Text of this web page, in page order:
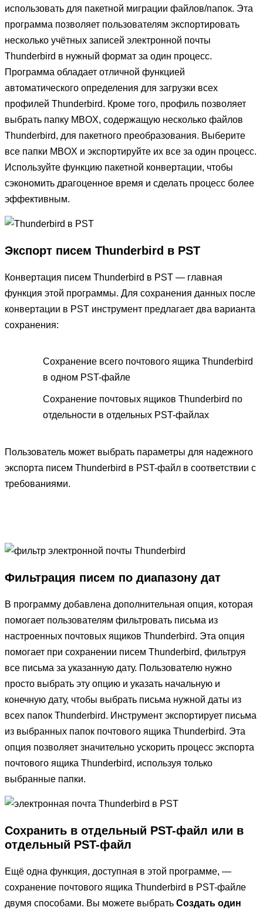
использовать для пакетной миграции файлов/папок. Эта
программа позволяет пользователям экспортировать
несколько учётных записей электронной почты
Thunderbird в нужный формат за один процесс.
Программа обладает отличной функцией
автоматического определения для загрузки всех
профилей Thunderbird. Кроме того, профиль позволяет
выбрать папку MBOX, содержащую несколько файлов
Thunderbird, для пакетного преобразования. Выберите
все папки MBOX и экспортируйте их все за один процесс.
Используйте функцию пакетной конвертации, чтобы
сэкономить драгоценное время и сделать процесс более
эффективным.
Экспорт писем Thunderbird в PST
Конвертация писем Thunderbird в PST — главная
функция этой программы. Для сохранения данных после
конвертации в PST инструмент предлагает два варианта
сохранения:
Сохранение всего почтового ящика Thunderbird
в одном PST-файле
Сохранение почтовых ящиков Thunderbird по
отдельности в отдельных PST-файлах
Пользователь может выбрать параметры для надежного
экспорта писем Thunderbird в PST-файл в соответствии с
требованиями.
Фильтрация писем по диапазону дат
В программу добавлена ​​дополнительная опция, которая
помогает пользователям фильтровать письма из
настроенных почтовых ящиков Thunderbird. Эта опция
помогает при сохранении писем Thunderbird, фильтруя
все письма за указанную дату. Пользователю нужно
просто выбрать эту опцию и указать начальную и
конечную дату, чтобы выбрать письма нужной даты из
всех папок Thunderbird. Инструмент экспортирует письма
из выбранных папок почтового ящика Thunderbird. Эта
опция позволяет значительно ускорить процесс экспорта
почтового ящика Thunderbird, используя только
выбранные папки.
Сохранить в отдельный PST-файл или в
отдельный PST-файл
Ещё одна функция, доступная в этой программе, —
сохранение почтового ящика Thunderbird в PST-файле
двумя способами. Вы можете выбрать Создать один